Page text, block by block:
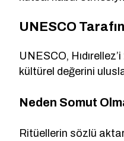
UNESCO
UNESCO,
kültürel değerini
Neden Somut
Ritüellerin sözlü